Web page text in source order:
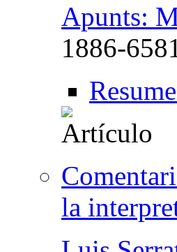
Apunts:
1886-
la